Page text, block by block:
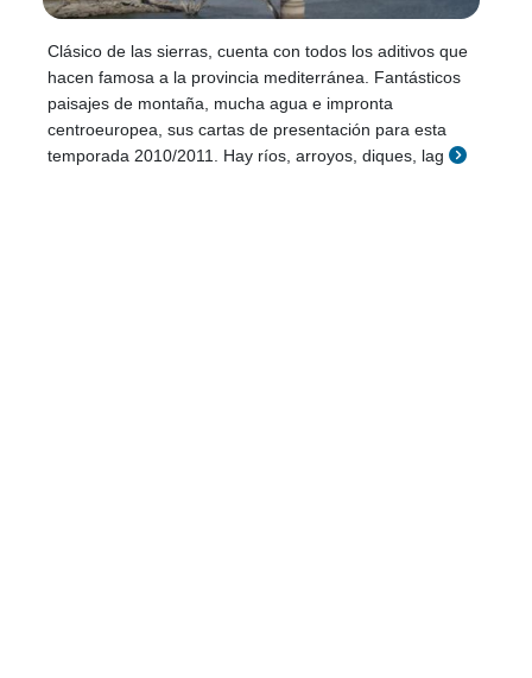
Clásico de las sierras, cuenta con todos los aditivos que
hacen famosa a la provincia mediterránea. Fantásticos
paisajes de montaña, mucha agua e impronta
centroeuropea, sus cartas de presentación para esta
temporada 2010/2011. Hay ríos, arroyos, diques, lag